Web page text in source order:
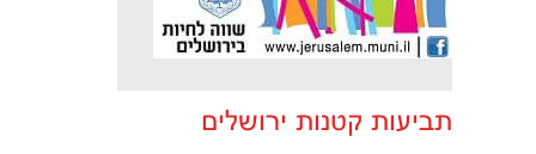
תביעות קטנות ירושלים